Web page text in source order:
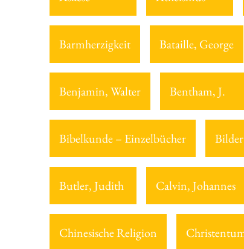
Barmherzigkeit Bataille, George
Benjamin, Walter Bentham, J.
Bibelkunde – Einzelbücher
Butler, Judith Calvin, Johannes
Chinesische Religion